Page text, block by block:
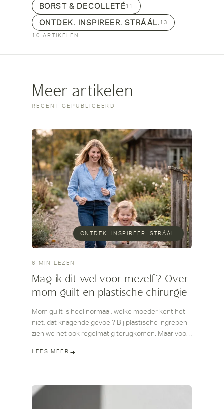
BORST & DECOLLETÉ11
ONTDEK. INSPIREER. STRÁÁL.13
10 ARTIKELEN
Meer artikelen
RECENT GEPUBLICEERD
ONTDEK. INSPIREER. STRÁÁL.
6 MIN LEZEN
Mag ik dit wel voor mezelf? Over
mom guilt en plastische chirurgie
Mom guilt is heel normaal, welke moeder kent het
niet, dat knagende gevoel? Bij plastische ingrepen
zien we het ook regelmatig terugkomen. Maar voor
LEES MEER